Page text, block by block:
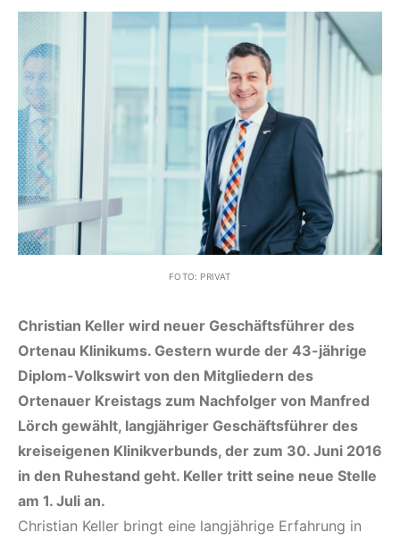
FOTO: PRIVAT
Christian Keller wird neuer Geschäftsführer des
Ortenau Klinikums. Gestern wurde der 43-jährige
Diplom-Volkswirt von den Mitgliedern des
Ortenauer Kreistags zum Nachfolger von Manfred
Lörch gewählt, langjähriger Geschäftsführer des
kreiseigenen Klinikverbunds, der zum 30. Juni 2016
in den Ruhestand geht. Keller tritt seine neue Stelle
am 1. Juli an.
Christian Keller bringt eine langjährige Erfahrung in